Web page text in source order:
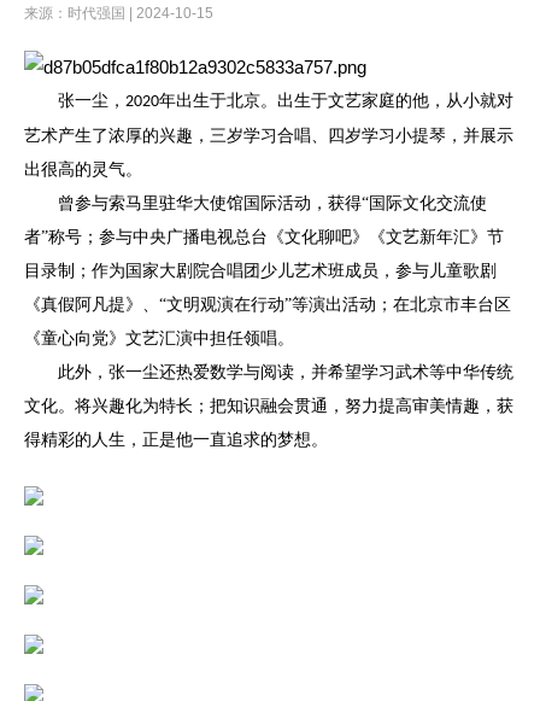
来源：时代强国 | 2024-10-15
张一尘， 2020年出生于北京。出生于文艺家庭的他，从小就对
艺术产生了浓厚的兴趣，三岁学习合唱、四岁学习小提琴，并展示
出很高的灵气。
曾参与索马里驻华大使馆国际活动，获得“国际文化交流使
者”称号；参与中央广播电视总台《文化聊吧》《文艺新年汇》节
目录制；作为国家大剧院合唱团少儿艺术班成员，参与儿童歌剧
《真假阿凡提》、“文明观演在行动”等演出活动；在北京市丰台区
《童心向党》文艺汇演中担任领唱。
此外，张一尘还热爱数学与阅读，并希望学习武术等中华传统
文化。将兴趣化为特长；把知识融会贯通，努力提高审美情趣，获
得精彩的人生，正是他一直追求的梦想。